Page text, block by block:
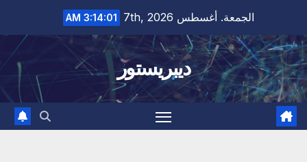
content
الجمعة. أغسطس 7th, 2026 3:14:03 AM
ديبريستور